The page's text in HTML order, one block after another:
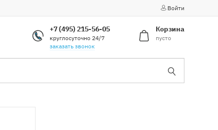
Войти
+7 (495) 215-56-05
круглосуточно 24/7
заказать звонок
Корзина
пусто